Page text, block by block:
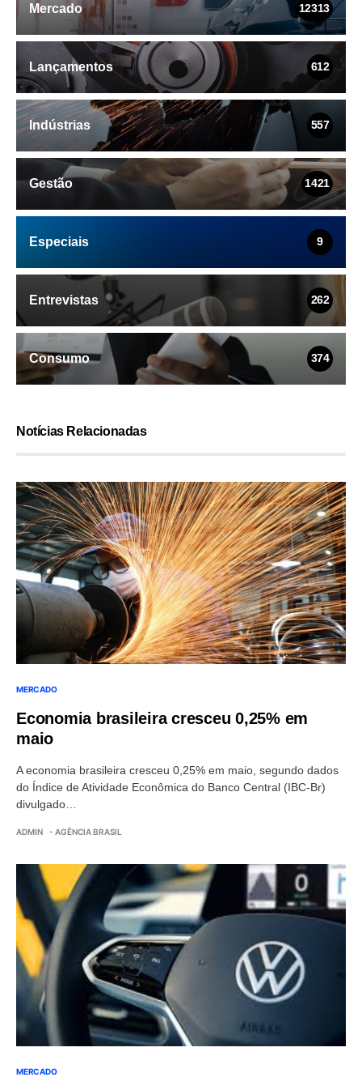
Mercado 12313
Lançamentos 612
Indústrias 557
Gestão 1421
Especiais 9
Entrevistas 262
Consumo 374
Notícias Relacionadas
MERCADO
Economia brasileira cresceu 0,25% em
maio
A economia brasileira cresceu 0,25% em maio, segundo dados
do Índice de Atividade Econômica do Banco Central (IBC-Br)
divulgado…
ADMIN - AGÊNCIA BRASIL
MERCADO